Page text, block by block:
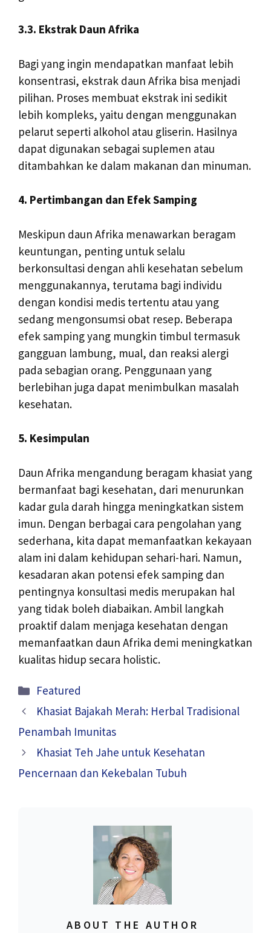
3.3. Ekstrak Daun Afrika
Bagi yang ingin mendapatkan manfaat lebih
konsentrasi, ekstrak daun Afrika bisa menjadi
pilihan. Proses membuat ekstrak ini sedikit
lebih kompleks, yaitu dengan menggunakan
pelarut seperti alkohol atau gliserin. Hasilnya
dapat digunakan sebagai suplemen atau
ditambahkan ke dalam makanan dan minuman.
4. Pertimbangan dan Efek Samping
Meskipun daun Afrika menawarkan beragam
keuntungan, penting untuk selalu
berkonsultasi dengan ahli kesehatan sebelum
menggunakannya, terutama bagi individu
dengan kondisi medis tertentu atau yang
sedang mengonsumsi obat resep. Beberapa
efek samping yang mungkin timbul termasuk
gangguan lambung, mual, dan reaksi alergi
pada sebagian orang. Penggunaan yang
berlebihan juga dapat menimbulkan masalah
kesehatan.
5. Kesimpulan
Daun Afrika mengandung beragam khasiat yang
bermanfaat bagi kesehatan, dari menurunkan
kadar gula darah hingga meningkatkan sistem
imun. Dengan berbagai cara pengolahan yang
sederhana, kita dapat memanfaatkan kekayaan
alam ini dalam kehidupan sehari-hari. Namun,
kesadaran akan potensi efek samping dan
pentingnya konsultasi medis merupakan hal
yang tidak boleh diabaikan. Ambil langkah
proaktif dalam menjaga kesehatan dengan
memanfaatkan daun Afrika demi meningkatkan
kualitas hidup secara holistic.
Kategori
Featured
Khasiat Bajakah Merah: Herbal Tradisional
Penambah Imunitas
Khasiat Teh Jahe untuk Kesehatan
Pencernaan dan Kekebalan Tubuh
ABOUT THE AUTHOR